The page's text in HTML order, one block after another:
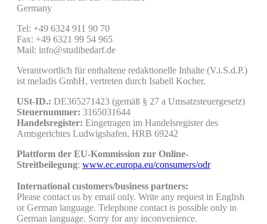
Germany
Tel: +49 6324 911 90 70
Fax: +49 6321 99 54 965
Mail: info@studibedarf.de
Verantwortlich für enthaltene redaktionelle Inhalte (V.i.S.d.P.)
ist meIadis GmbH, vertreten durch Isabell Kocher.
USt-ID.: DE365271423 (gemäß § 27 a Umsatzsteuergesetz)
Steuernummer: 3165031644
Handelsregister: Eingetragen im Handelsregister des
Amtsgerichtes Ludwigshafen, HRB 69242
Plattform der EU-Kommission zur Online-
Streitbeilegung: www.ec.europa.eu/consumers/odr
International customers/business partners:
Please contact us by email only. Write any request in English
or German language. Telephone contact is possible only in
German language. Sorry for any inconvenience.